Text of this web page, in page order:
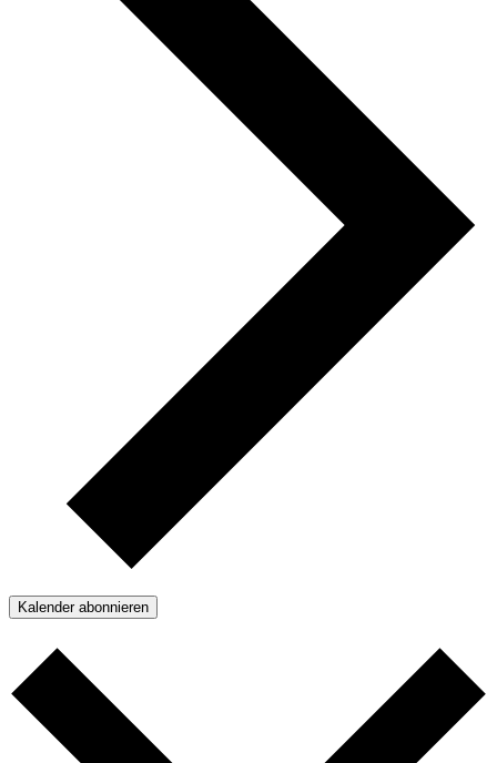
Kalender abonnieren